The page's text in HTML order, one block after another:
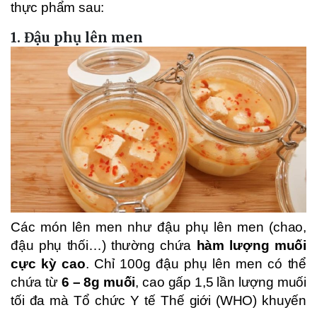
thực phẩm sau:
1. Đậu phụ lên men
Các món lên men như đậu phụ lên men (chao,
đậu phụ thối…) thường chứa hàm lượng muối
cực kỳ cao. Chỉ 100g đậu phụ lên men có thể
chứa từ 6 – 8g muối, cao gấp 1,5 lần lượng muối
tối đa mà Tổ chức Y tế Thế giới (WHO) khuyến